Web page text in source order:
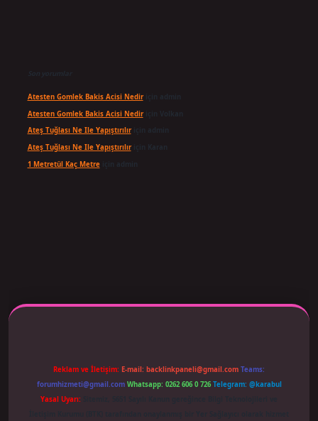
Son yorumlar
Atesten Gomlek Bakis Acisi Nediriçin
Atesten Gomlek Bakis Acisi Nediriçin
Ateş Tuğlası Ne Ile Yapıştırılıriçin
Ateş Tuğlası Ne Ile Yapıştırılıriçin
1 Metretül Kaç Metreiçin
Reklam ve İletişim: E-mail: backlinkpaneli@gmail.com Teams:
forumhizmeti@gmail.com Whatsapp: 0262 606 0 726 Telegram: @karabul
Yasal Uyarı: